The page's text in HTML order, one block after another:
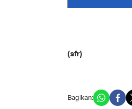
(sfr)
Bagikan: